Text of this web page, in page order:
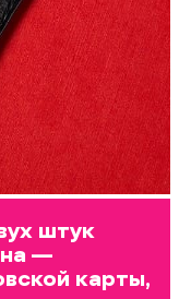
штук
—
карты,